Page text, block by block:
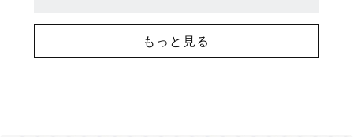
もっと見る